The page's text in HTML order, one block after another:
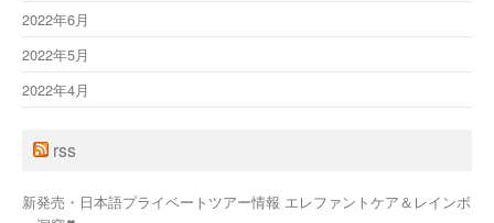
2022年6月
2022年5月
2022年4月
rss
新発売・日本語プライベートツアー情報 エレファントケア＆レインボ